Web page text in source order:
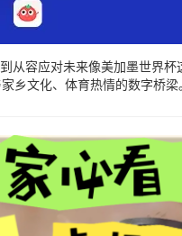
从容应对未来像美加墨世界
乡文化、体育热情的数字桥